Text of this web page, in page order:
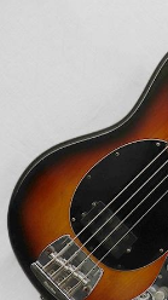
キーボード
管楽器
アンプ